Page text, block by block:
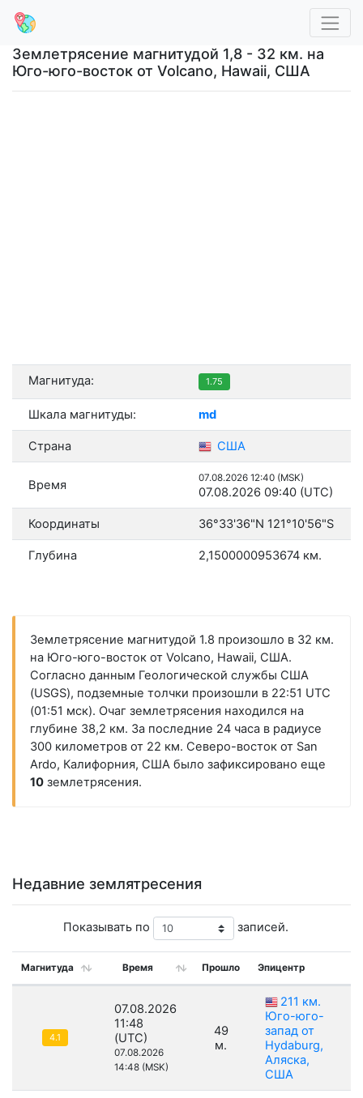
Землетрясение магнитудой 1,8 - 32 км. на
Юго-юго-восток от Volcano, Hawaii, США
Магнитуда: 1.75
Шкала магнитуды: md
Страна США
Время 07.08.2026 12:40 (MSK)
07.08.2026 09:40 (UTC)
Координаты 36°33'36"N 121°10'56"S
Глубина 2,1500000953674 км.
Землетрясение магнитудой 1.8 произошло в 32 км.
на Юго-юго-восток от Volcano, Hawaii, США.
Согласно данным Геологической службы США
(USGS), подземные толчки произошли в 22:51 UTC
(01:51 мск). Очаг землетрясения находился на
глубине 38,2 км. За последние 24 часа в радиусе
300 километров от 22 км. Северо-восток от San
Ardo, Калифорния, США было зафиксировано еще
10землетрясения.
Недавние землятресения
Показывать по записей.
Магнитуда Время Прошло Эпицентр
4.1
07.08.2026
11:48
(UTC)
07.08.2026
14:48 (MSK)
49
м.
211 км.
Юго-юго-
запад от
Hydaburg,
Аляска,
США